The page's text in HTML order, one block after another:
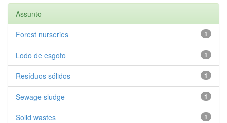
Assunto
1
Forest nurseries
1
Lodo de esgoto
1
Resíduos sólidos
1
Sewage sludge
1
Solid wastes